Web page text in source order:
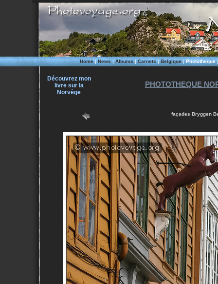
Home|News|Albums|Carnets|Belgique|Phototheque
Découvrez mon
livre sur la
Norvège
PHOTOTHEQUE
façades Bryggen